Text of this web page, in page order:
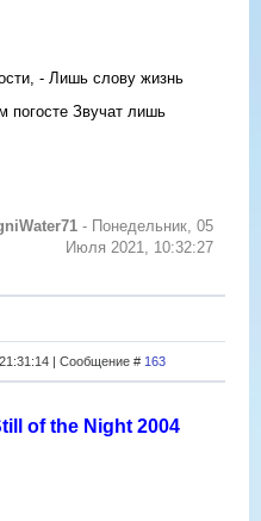
- Лишь слову жизнь
погосте Звучат лишь
- Понедельник, 05
Июля 2021, 10:32:27
| Сообщение # 163
of the Night 2004